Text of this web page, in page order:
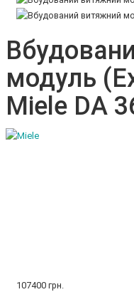
модуль
Miele DA
107400 грн.